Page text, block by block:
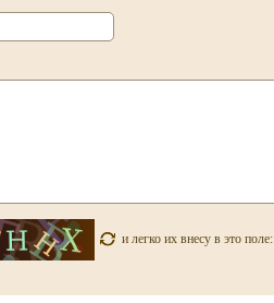
и легко их внесу в это поле: